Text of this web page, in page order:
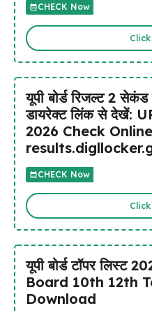
CHECK Now
यूपी बोर्ड रिजल्ट 2
डायरेक्ट लिंक से देखें:
2026 Check
CHECK Now
यूपी बोर्ड टॉपर
Board 10th 12th
Download